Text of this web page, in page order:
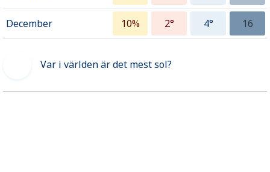
December 10% 2° 4° 16
Var i världen är det mest sol?